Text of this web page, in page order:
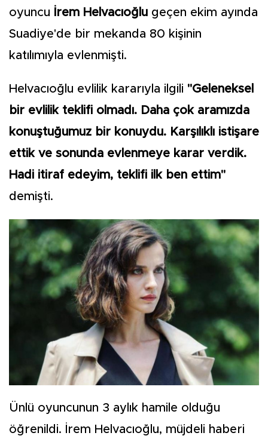
oyuncu İrem Helvacıoğlu geçen ekim ayında
Suadiye'de bir mekanda 80 kişinin
katılımıyla evlenmişti.
Helvacıoğlu evlilik kararıyla ilgili "Geleneksel
bir evlilik teklifi olmadı. Daha çok aramızda
konuştuğumuz bir konuydu. Karşılıklı istişare
ettik ve sonunda evlenmeye karar verdik.
Hadi itiraf edeyim, teklifi ilk ben ettim"
demişti.
Ünlü oyuncunun 3 aylık hamile olduğu
öğrenildi. İrem Helvacıoğlu, müjdeli haberi